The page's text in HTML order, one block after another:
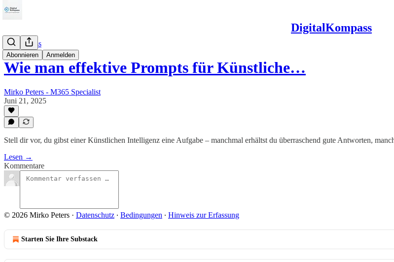
DigitalKompass
Abonnieren Anmelden
KIKompass
Wie man effektive Prompts für Künstliche…
Mirko Peters - M365 Specialist
Juni 21, 2025
Stell dir vor, du gibst einer Künstlichen Intelligenz eine Aufgabe – manchmal erhältst du überraschend gute Antworten,
Lesen →
Kommentare
© 2026 Mirko Peters · Datenschutz ∙ Bedingungen ∙ Hinweis zur Erfassung
Starten Sie Ihre Substack